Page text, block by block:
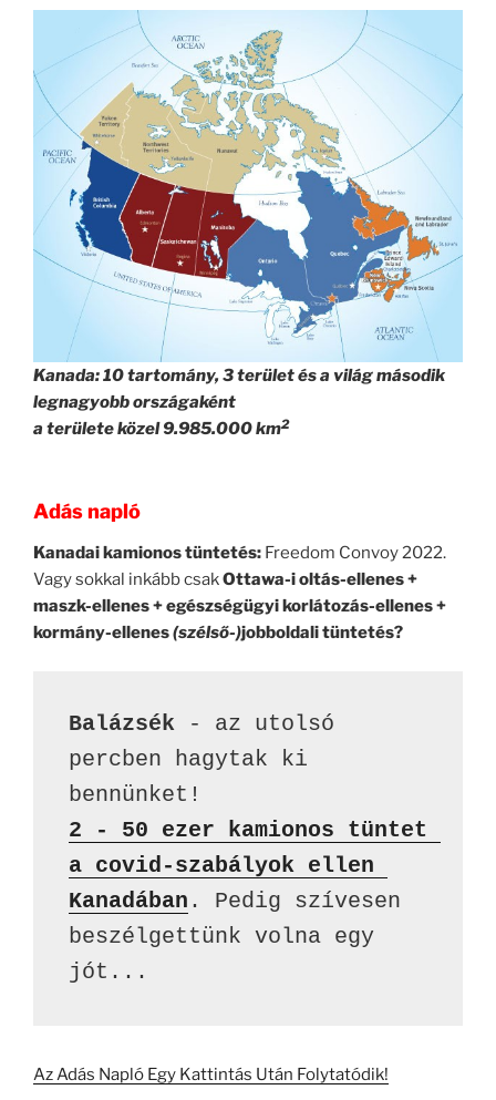
Kanada: 10 tartomány, 3 terület és a világ második
legnagyobb országaként
a területe közel 9.985.000 km2
Adás napló
Kanadai kamionos tüntetés: Freedom Convoy 2022.
Vagy sokkal inkább csakOttawa-i oltás-ellenes +
maszk-ellenes + egészségügyi korlátozás-ellenes +
kormány-ellenes(szélső-)jobboldali tüntetés?
Balázsék - az utolsó
percben hagytak ki
2 - 50 ezer kamionos tüntet
a covid-szabályok ellen
Kanadában . Pedig szívesen
beszélgettünk volna egy
jót...
Az Adás Napló Egy Kattintás Után Folytatódik!